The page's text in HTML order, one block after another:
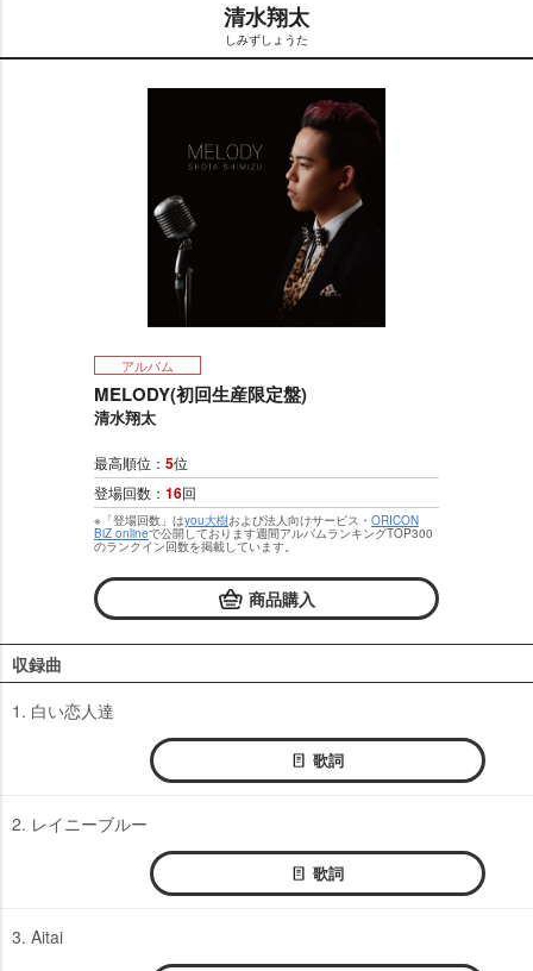
M
e
清水翔太
しみずしょうた
アルバム
MELODY(初回生産限定盤)
清水翔太
最高順位： 5位
登場回数： 16回
※「登場回数」はyou大樹および法人向けサービス・ ORICON
BiZ onlineで公開しております週間アルバムランキングTOP300
のランクイン回数を掲載しています。
商品購入
収録曲
1. 白い恋人達
歌詞
2. レイニーブルー
歌詞
3. Aitai